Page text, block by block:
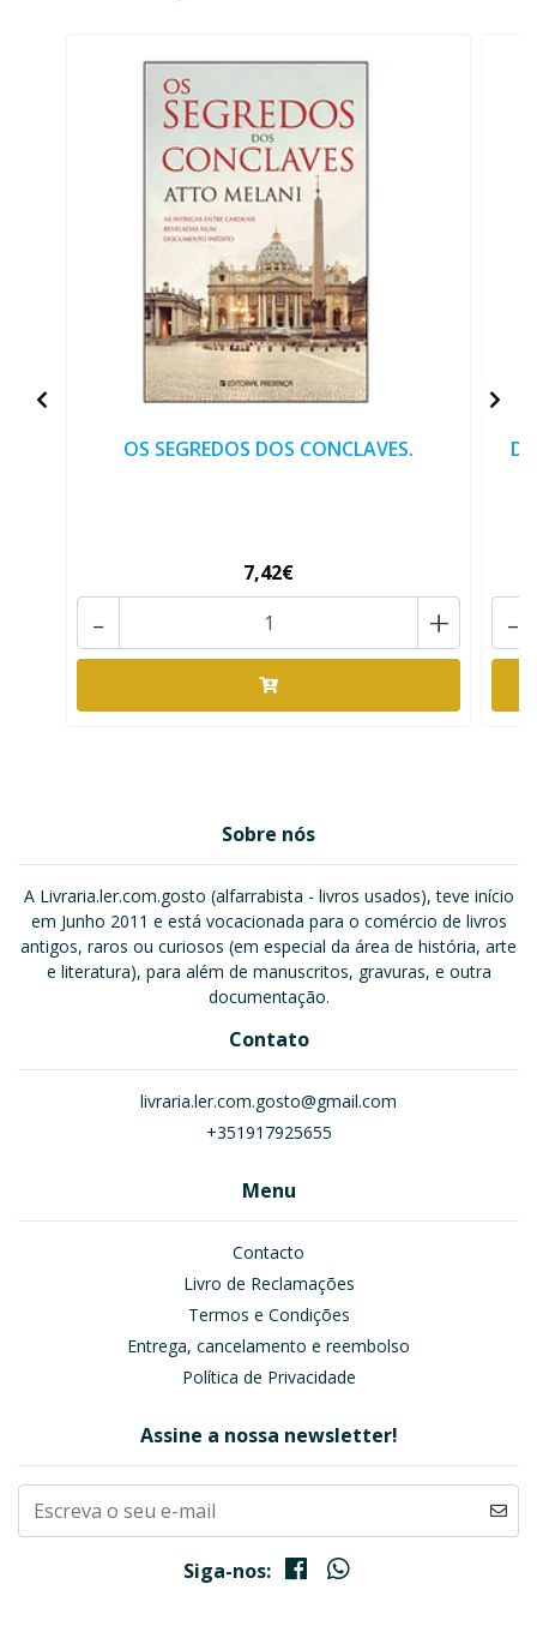
OS SEGREDOS DOS CONCLAVES.
7,42€
+
- -
Sobre nós
A Livraria.ler.com.gosto (alfarrabista - livros usados), teve início
em Junho 2011 e está vocacionada para o comércio de livros
antigos, raros ou curiosos (em especial da área de história, arte
e literatura), para além de manuscritos, gravuras, e outra
documentação.
Contato
livraria.ler.com.gosto@gmail.com
+351917925655
Menu
Contacto
Livro de Reclamações
Termos e Condições
Entrega, cancelamento e reembolso
Política de Privacidade
Assine a nossa newsletter!
Siga-nos: